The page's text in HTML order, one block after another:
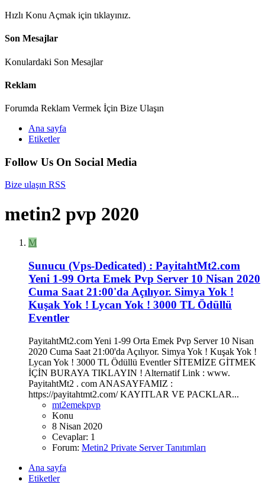
Hızlı Konu Açmak için tıklayınız.
Son Mesajlar
Konulardaki Son Mesajlar
Reklam
Forumda Reklam Vermek İçin Bize Ulaşın
Ana sayfa
Etiketler
Follow Us On Social Media
Bize ulaşın RSS
metin2 pvp 2020
M
Sunucu (Vps-Dedicated) : PayitahtMt2.com
Yeni 1-99 Orta Emek Pvp Server 10 Nisan 2020
Cuma Saat 21:00'da Açılıyor. Simya Yok !
Kuşak Yok ! Lycan Yok ! 3000 TL Ödüllü
Eventler
PayitahtMt2.com Yeni 1-99 Orta Emek Pvp Server 10 Nisan
2020 Cuma Saat 21:00'da Açılıyor. Simya Yok ! Kuşak Yok !
Lycan Yok ! 3000 TL Ödüllü Eventler SİTEMİZE GİTMEK
İÇİN BURAYA TIKLAYIN ! Alternatif Link : www.
PayitahtMt2 . com ANASAYFAMIZ :
https://payitahtmt2.com/ KAYITLAR VE PACKLAR...
mt2emekpvp
Konu
8 Nisan 2020
Cevaplar: 1
Forum: Metin2 Private Server Tanıtımları
Ana sayfa
Etiketler